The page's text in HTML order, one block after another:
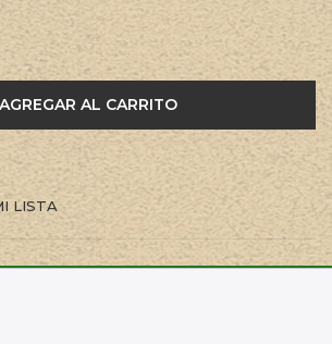
AGREGAR AL CARRITO
LISTA